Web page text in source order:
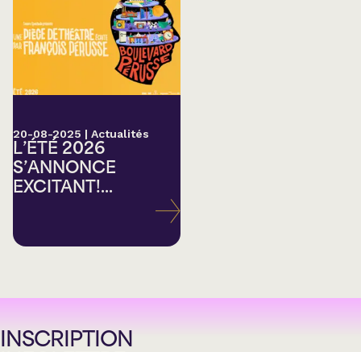
20-08-2025 | Actualités
L’ÉTÉ 2026
S’ANNONCE
EXCITANT!...
INSCRIPTION